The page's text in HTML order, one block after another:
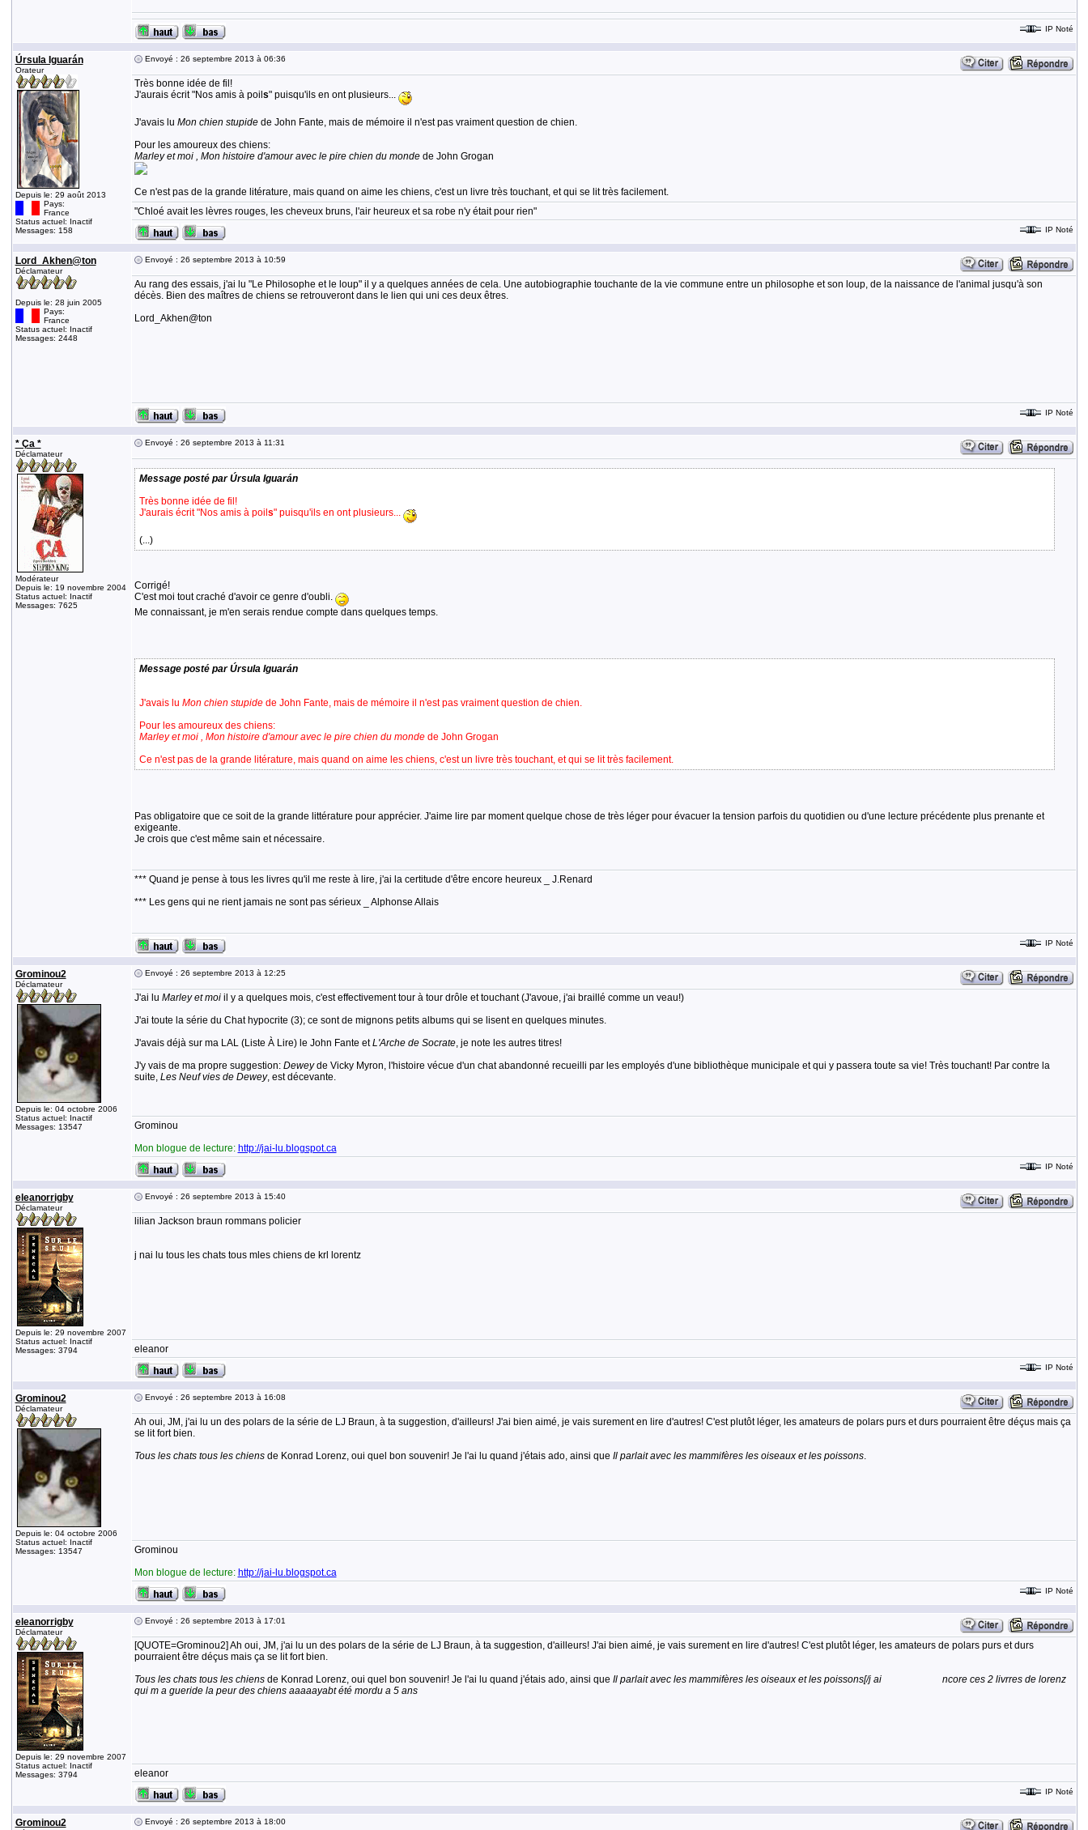
IP Noté
Úrsula Iguarán
Orateur
Depuis le: 29 août 2013
Pays:
France
Status actuel: Inactif
Messages: 158
Envoyé : 26 septembre 2013 à 06:36
Très bonne idée de fil!
J'aurais écrit "Nos amis à poil s" puisqu'ils en ont plusieurs...
J'avais lu Mon chien stupidede John Fante, mais de mémoire il n'est pas vraiment question de chien.
Pour les amoureux des chiens:
Marley et moi , Mon histoire d'amour avec le pire chien du mondede John Grogan
Ce n'est pas de la grande litérature, mais quand on aime les chiens, c'est un livre très touchant, et qui se lit très facilement.
"Chloé avait les lèvres rouges, les cheveux bruns, l'air heureux et sa robe n'y était pour rien"
IP Noté
Lord_Akhen@ton
Déclamateur
Depuis le: 28 juin 2005
Pays:
France
Status actuel: Inactif
Messages: 2448
Envoyé : 26 septembre 2013 à 10:59
Au rang des essais, j'ai lu "Le Philosophe et le loup" il y a quelques années de cela. Une autobiographie touchante de la vie commune entre un philosophe et son loup, de la naissance de l'animal jusqu'à son
décès. Bien des maîtres de chiens se retrouveront dans le lien qui uni ces deux êtres.
Lord_Akhen@ton
IP Noté
* Ça *
Déclamateur
Modérateur
Depuis le: 19 novembre 2004
Status actuel: Inactif
Messages: 7625
Envoyé : 26 septembre 2013 à 11:31
Message posté par Úrsula Iguarán
Très bonne idée de fil!
J'aurais écrit "Nos amis à poil s" puisqu'ils en ont plusieurs...
(...)
Corrigé!
C'est moi tout craché d'avoir ce genre d'oubli.
Me connaissant, je m'en serais rendue compte dans quelques temps.
Message posté par Úrsula Iguarán
J'avais lu Mon chien stupidede John Fante, mais de mémoire il n'est pas vraiment question de chien.
Pour les amoureux des chiens:
Marley et moi , Mon histoire d'amour avec le pire chien du mondede John Grogan
Ce n'est pas de la grande litérature, mais quand on aime les chiens, c'est un livre très touchant, et qui se lit très facilement.
Pas obligatoire que ce soit de la grande littérature pour apprécier. J'aime lire par moment quelque chose de très léger pour évacuer la tension parfois du quotidien ou d'une lecture précédente plus prenante et
exigeante.
Je crois que c'est même sain et nécessaire.
*** Quand je pense à tous les livres qu'il me reste à lire, j'ai la certitude d'être encore heureux _ J.Renard
*** Les gens qui ne rient jamais ne sont pas sérieux _ Alphonse Allais
IP Noté
Grominou2
Déclamateur
Depuis le: 04 octobre 2006
Status actuel: Inactif
Messages: 13547
Envoyé : 26 septembre 2013 à 12:25
J'ai lu Marley et moiil y a quelques mois, c'est effectivement tour à tour drôle et touchant (J'avoue, j'ai braillé comme un veau!)
J'ai toute la série du Chat hypocrite (3); ce sont de mignons petits albums qui se lisent en quelques minutes.
J'avais déjà sur ma LAL (Liste À Lire) le John Fante etL'Arche de Socrate, je note les autres titres!
J'y vais de ma propre suggestion: Deweyde Vicky Myron, l'histoire vécue d'un chat abandonné recueilli par les employés d'une bibliothèque municipale et qui y passera toute sa vie! Très touchant! Par contre la
suite, Les Neuf vies de Dewey, est décevante.
Grominou
Mon blogue de lecture: http://jai-lu.blogspot.ca
IP Noté
eleanorrigby
Déclamateur
Depuis le: 29 novembre 2007
Status actuel: Inactif
Messages: 3794
Envoyé : 26 septembre 2013 à 15:40
lilian Jackson braun rommans policier
j nai lu tous les chats tous mles chiens de krl lorentz
eleanor
IP Noté
Grominou2
Déclamateur
Depuis le: 04 octobre 2006
Status actuel: Inactif
Messages: 13547
Envoyé : 26 septembre 2013 à 16:08
Ah oui, JM, j'ai lu un des polars de la série de LJ Braun, à ta suggestion, d'ailleurs! J'ai bien aimé, je vais surement en lire d'autres! C'est plutôt léger, les amateurs de polars purs et durs pourraient être déçus mais ça
se lit fort bien.
Tous les chats tous les chiensde Konrad Lorenz, oui quel bon souvenir! Je l'ai lu quand j'étais ado, ainsi que Il parlait avec les mammifères les oiseaux et les poissons.
Grominou
Mon blogue de lecture: http://jai-lu.blogspot.ca
IP Noté
eleanorrigby
Déclamateur
Depuis le: 29 novembre 2007
Status actuel: Inactif
Messages: 3794
Envoyé : 26 septembre 2013 à 17:01
[QUOTE=Grominou2] Ah oui, JM, j'ai lu un des polars de la série de LJ Braun, à ta suggestion, d'ailleurs! J'ai bien aimé, je vais surement en lire d'autres! C'est plutôt léger, les amateurs de polars purs et durs
pourraient être déçus mais ça se lit fort bien.
Tous les chats tous les chiensde Konrad Lorenz, oui quel bon souvenir! Je l'ai lu quand j'étais ado, ainsi que Il parlait avec les mammifères les oiseaux et les poissons[/j ai ncore ces 2 livrres de lorenz
qui m a gueride la peur des chiens aaaaayabt été mordu a 5 ans
eleanor
IP Noté
Grominou2 Envoyé : 26 septembre 2013 à 18:00